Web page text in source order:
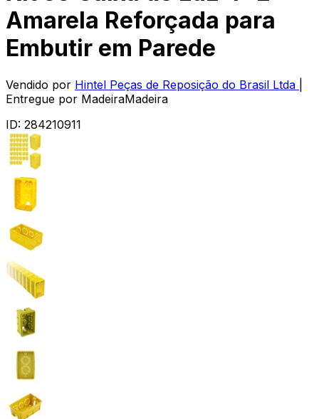
Amarela Reforçada para
Embutir em Parede
Vendido por Hintel Peças de Reposição do Brasil Ltda
Entregue por MadeiraMadeira
ID: 284210911